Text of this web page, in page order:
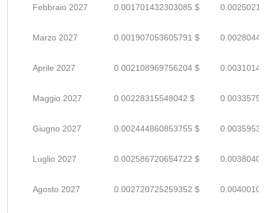
Febbraio 2027 0.001701432303085 $
Marzo 2027 0.001907053605791 $
Aprile 2027 0.002108969756204 $
Maggio 2027 0.00228315548042 $
Giugno 2027 0.002444860853755 $
Luglio 2027 0.002586720654722 $
Agosto 2027 0.002720725259352 $